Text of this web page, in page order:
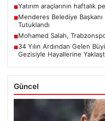
■Yatırım araçlarının haftalık
■Menderes Belediye Başkanı
Tutuklandı
■Mohamed Salah,
■34 Yılın Ardından Gelen
Gezisiyle Hayallerine
Güncel